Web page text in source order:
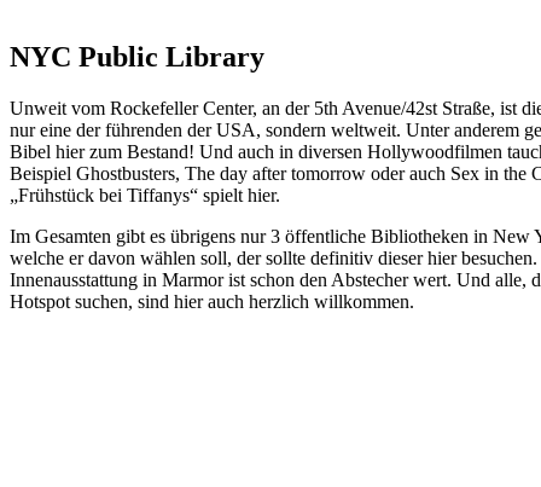
NYC Public Library
Unweit vom Rockefeller Center, an der 5th Avenue/42st Straße, ist
nur eine der führenden der USA, sondern weltweit. Unter anderem
Bibel hier zum Bestand! Und auch in diversen Hollywoodfilmen
Beispiel Ghostbusters, The day after tomorrow oder auch Sex in
„Frühstück bei Tiffanys“ spielt hier.
Im Gesamten gibt es übrigens nur 3 öffentliche Bibliotheken in New
welche er davon wählen soll, der sollte definitiv dieser hier
Innenausstattung in Marmor ist schon den Abstecher wert. Und alle,
Hotspot suchen, sind hier auch herzlich willkommen.